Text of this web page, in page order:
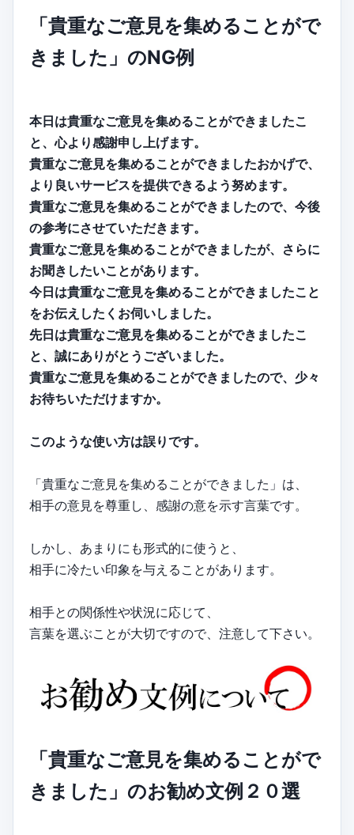
「貴重なご意見を集めることがで
きました」のNG例
本日は貴重なご意見を集めることができましたこ
と、心より感謝申し上げます。
貴重なご意見を集めることができましたおかげで、
より良いサービスを提供できるよう努めます。
貴重なご意見を集めることができましたので、今後
の参考にさせていただきます。
貴重なご意見を集めることができましたが、さらに
お聞きしたいことがあります。
今日は貴重なご意見を集めることができましたこと
をお伝えしたくお伺いしました。
先日は貴重なご意見を集めることができましたこ
と、誠にありがとうございました。
貴重なご意見を集めることができましたので、少々
お待ちいただけますか。
このような使い方は誤りです。
「貴重なご意見を集めることができました」は、
相手の意見を尊重し、感謝の意を示す言葉です。
しかし、あまりにも形式的に使うと、
相手に冷たい印象を与えることがあります。
相手との関係性や状況に応じて、
言葉を選ぶことが大切ですので、注意して下さい。
「貴重なご意見を集めることがで
きました」のお勧め文例２０選